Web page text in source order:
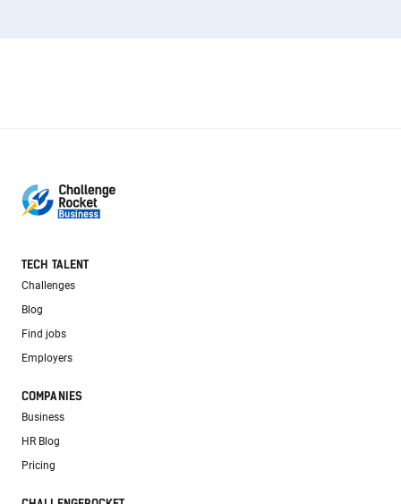
TECH TALENT
Challenges
Blog
Find jobs
Employers
COMPANIES
Business
HR Blog
Pricing